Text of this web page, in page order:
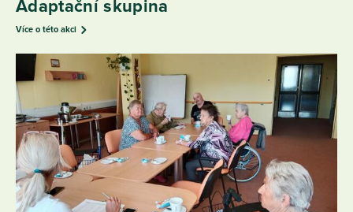
Adaptační skupina
Více o této akci